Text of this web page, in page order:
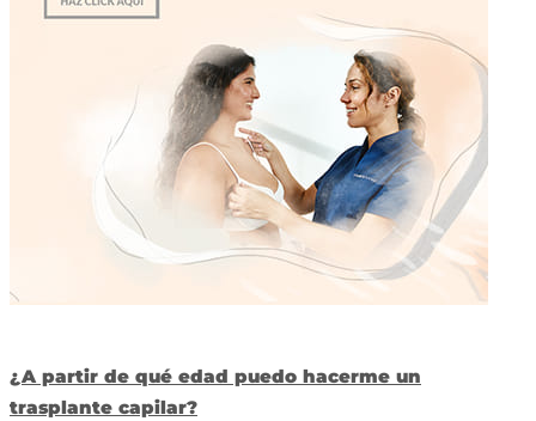
¿A partir de qué edad puedo hacerme un
trasplante capilar?